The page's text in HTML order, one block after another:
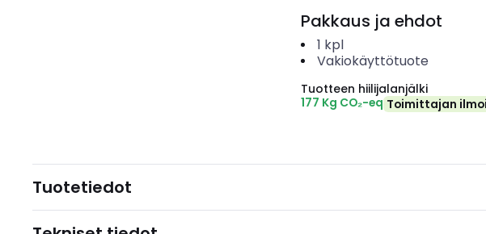
Pakkaus ja ehdot
1 kpl
Vakiokäyttötuote
Tuotteen hiilijalanjälki
177 Kg CO₂-eq Toimittajan
Tuotetiedot